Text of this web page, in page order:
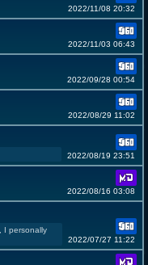
2022/11/08 20:32
2022/11/03 06:43
2022/09/28 00:54
2022/08/29 11:02
2022/08/19 23:51
2022/08/16 03:08
I personally
2022/07/27 11:22